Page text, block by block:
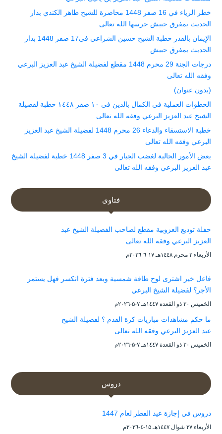
خطر الرياء في 16 صفر 1448 محاضرة للشيخ طاهر الكندي بدار
الحديث بمفرق حبيش حرسها الله تعالى
الإيمان بالقدر خطبة الشيخ حسين الشراعي في17 صفر 1448 بدار
الحديث بمفرق حبيش
درجات الجنة 29 محرم 1448 مقطع لفضيلة الشيخ عبد العزيز البرعي
وفقه الله تعالى
(بدون عنوان)
الخطوات العملية في الكمال بالدين في ١٠ صفر ١٤٤٨ خطبة لفضيلة
الشيخ عبد العزيز البرعي وفقه الله تعالى
خطبة الاستسقاء والدعاء 26 محرم 1448 لفضيلة الشيخ عبد العزيز
البرعي وفقه الله تعالى
بعض الأمور الجالبة لغضب الجبار في 3 صفر 1448 خطبة لفضيلة الشيخ
عبد العزيز البرعي وفقه الله تعالى
فتاوى
حفلة توديع العزوبية مقطع لصاحب الفضيلة الشيخ عبد
العزيز البرعي وفقه الله تعالى
الأربعاء ۲ محرم ۱٤٤۸هـ ۱۷-٦-۲۰۲٦م
فاعل خير اشترى لوح طاقة شمسية وبعد فترة انكسر فهل يستمر
الأجر؟ لفضيلة الشيخ البرعي
الخميس ۲۰ ذو القعدة ۱٤٤۷هـ ۷-۵-۲۰۲٦م
ما حكم مشاهدات مباريات كرة القدم ؟ لفضيلة الشيخ
عبد العزيز البرعي وفقه الله تعالى
الخميس ۲۰ ذو القعدة ۱٤٤۷هـ ۷-۵-۲۰۲٦م
دروس
دروس في إجازة عيد الفطر لعام 1447
الأربعاء ۲۷ شوال ۱٤٤۷هـ ۱۵-٤-۲۰۲٦م